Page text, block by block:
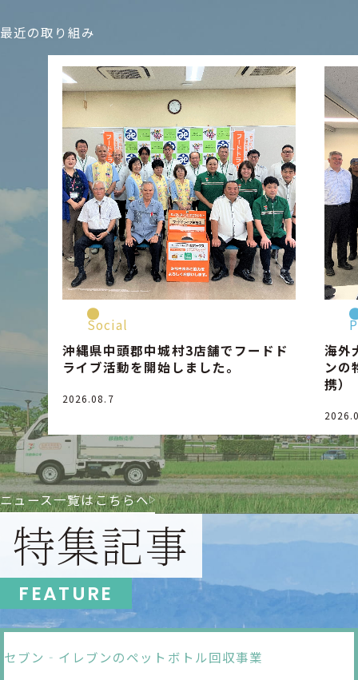
最近の取り組み
Social
沖縄県中頭郡中城村3店舗でフードド
ライブ活動を開始しました。
2026.08.7
海外
ンの
携）
ニュース一覧はこちらへ
特集記事
FEATURE
セブン‐イレブンのペットボトル回収事業